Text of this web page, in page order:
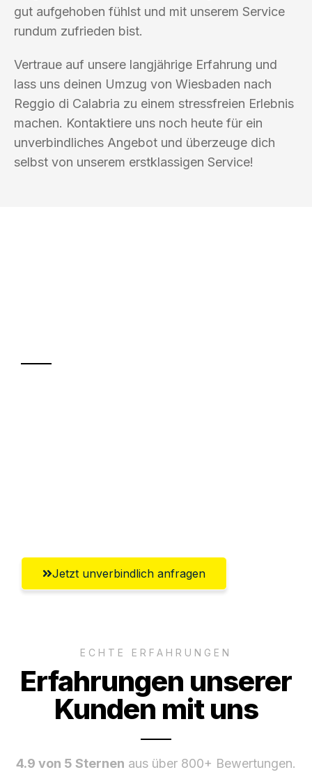
gut aufgehoben fühlst und mit unserem Service
rundum zufrieden bist.
Vertraue auf unsere langjährige Erfahrung und
lass uns deinen Umzug von Wiesbaden nach
Reggio di Calabria zu einem stressfreien Erlebnis
machen. Kontaktiere uns noch heute für ein
unverbindliches Angebot und überzeuge dich
selbst von unserem erstklassigen Service!
Jetzt unverbindlich anfragen
ECHTE ERFAHRUNGEN
Erfahrungen unserer
Kunden mit uns
4.9 von 5 Sternen aus über 800+ Bewertungen.